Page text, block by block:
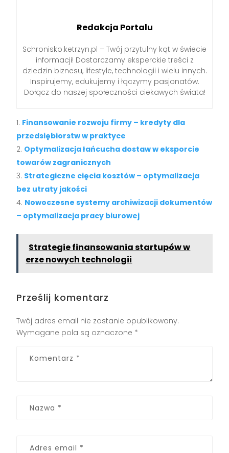
Redakcja Portalu
Schronisko.ketrzyn.pl – Twój przytulny kąt w świecie
informacji! Dostarczamy eksperckie treści z
dziedzin biznesu, lifestyle, technologii i wielu innych.
Inspirujemy, edukujemy i łączymy pasjonatów.
Dołącz do naszej społeczności ciekawych świata!
Finansowanie rozwoju firmy – kredyty dla
przedsiębiorstw w praktyce
Optymalizacja łańcucha dostaw w eksporcie
towarów zagranicznych
Strategiczne cięcia kosztów – optymalizacja
bez utraty jakości
Nowoczesne systemy archiwizacji dokumentów
– optymalizacja pracy biurowej
Strategie finansowania startupów w
erze nowych technologii
Prześlij komentarz
Twój adres email nie zostanie opublikowany.
Wymagane pola są oznaczone *